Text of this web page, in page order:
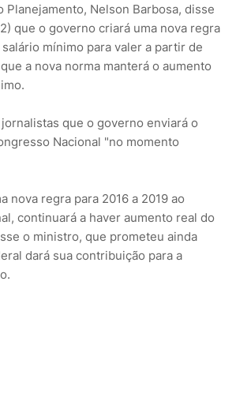
Planejamento, Nelson Barbosa, disse
que o governo criará uma nova regra
mínimo para valer a partir de
a nova norma manterá o aumento
que o governo enviará o
Nacional "no momento
nova regra para 2016 a 2019 ao
continuará a haver aumento real do
o ministro, que prometeu ainda
dará sua contribuição para a